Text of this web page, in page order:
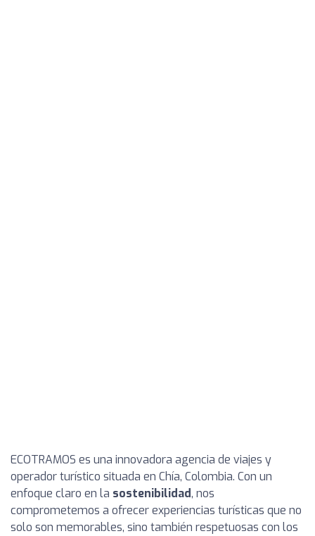
ECOTRAMOS es una innovadora agencia de viajes y
operador turístico situada en Chía, Colombia. Con un
enfoque claro en la sostenibilidad, nos
comprometemos a ofrecer experiencias turísticas que no
solo son memorables, sino también respetuosas con los